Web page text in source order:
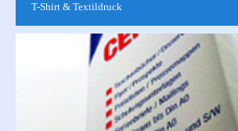
T-Shirt & Textildruck
Wir bieten Ihnen verschiedene individuell
hochwertiger Qualität. Ob Fotos oder Logos -
eine vielzahl...